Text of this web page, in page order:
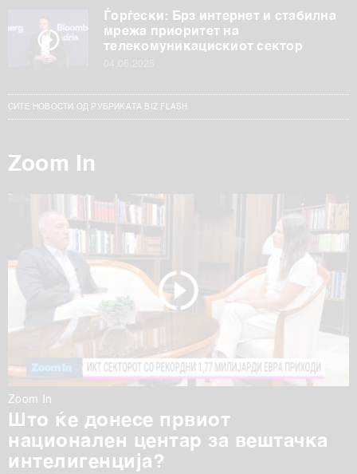
Ѓорѓески: Брз интернет и стабилна
мрежа приоритет на
телекомуникацискиот сектор
СИТЕ НОВОСТИ ОД РУБРИКАТА BIZ FLASH
Zoom In
Zoom In
Што ќе донесе првиот
национален центар за вештачка
интелигенција?